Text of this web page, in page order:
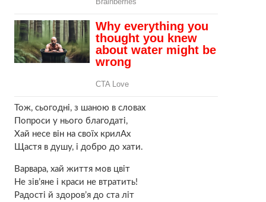
Тож, сьогодні, з шаною в словах
Попроси у нього благодаті,
Хай несе він на своїх крилАх
Щастя в душу, і добро до хати.
Варвара, хай життя мов цвіт
Не зів’яне і краси не втратить!
Радості й здоров’я до ста літ